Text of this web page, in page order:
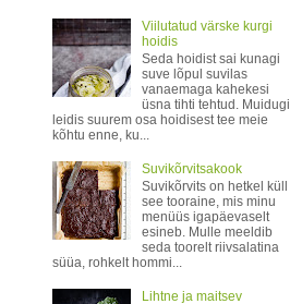
Viilutatud värske kurgi
hoidis
Seda hoidist sai kunagi
suve lõpul suvilas
vanaemaga kahekesi
üsna tihti tehtud. Muidugi
leidis suurem osa hoidisest tee meie
kõhtu enne, ku...
Suvikõrvitsakook
Suvikõrvits on hetkel küll
see tooraine, mis minu
menüüs igapäevaselt
esineb. Mulle meeldib
seda toorelt riivsalatina
süüa, rohkelt hommi...
Lihtne ja maitsev